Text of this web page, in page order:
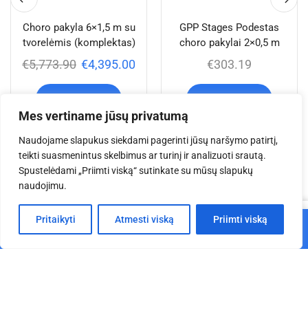
Mes vertiname jūsų privatumą
Naudojame slapukus siekdami pagerinti jūsų naršymo patirtį,
teikti suasmenintus skelbimus ar turinį ir analizuoti srautą.
Spustelėdami „Priimti viską“ sutinkate su mūsų slapukų
naudojimu.
Pritaikyti Atmesti viską Priimti viską
Choro pakyla 6×1,5 m su
tvorelėmis (komplektas)
€5,773.90 €4,395.00
GPP Stages Podestas
choro pakylai 2×0,5 m
€303.19
Jums taip pat gali
patikti Į krepšelį
Pagrindinis Parduotuvė Krepšelis Paskyra